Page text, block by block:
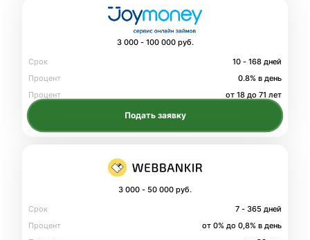
3 000 - 100 000 руб.
Срок
10 - 168 дней
Процент
0.8% в день
Процент
от 18 до 71 лет
Подать заявку
3 000 - 50 000 руб.
Срок
7 - 365 дней
Процент
от 0% до 0,8% в день